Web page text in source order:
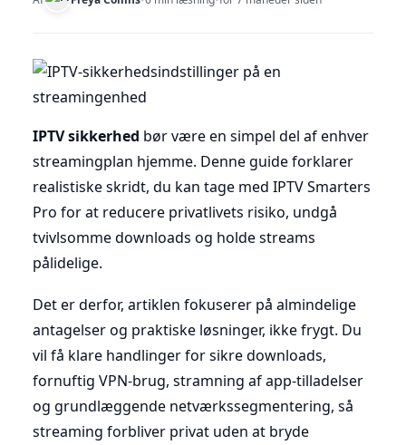
IPTV sikkerhed bør være en simpel del af enhver
streamingplan hjemme. Denne guide forklarer
realistiske skridt, du kan tage med IPTV Smarters
Pro for at reducere privatlivets risiko, undgå
tvivlsomme downloads og holde streams
pålidelige.
Det er derfor, artiklen fokuserer på almindelige
antagelser og praktiske løsninger, ikke frygt. Du
vil få klare handlinger for sikre downloads,
fornuftig VPN-brug, stramning af app-tilladelser
og grundlæggende netværkssegmentering, så
streaming forbliver privat uden at bryde